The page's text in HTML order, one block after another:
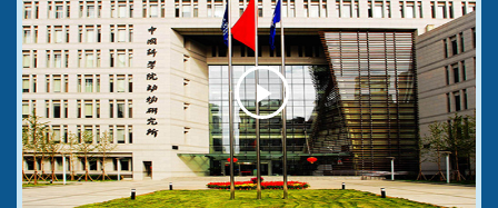
Play
Video